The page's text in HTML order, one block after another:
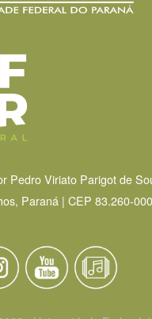
Pedro Viriato Parigot de
Paraná | CEP 83.260-000